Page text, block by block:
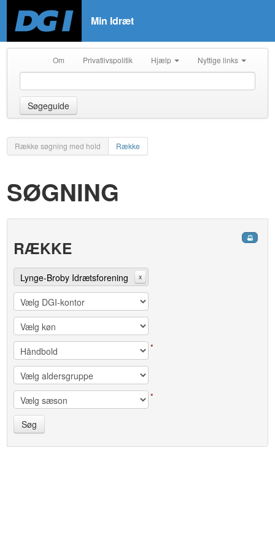
Min Idræt
Om Privatlivspolitik Hjælp Nyttige links
Søgeguide
Række søgning med hold Række
SØGNING
RÆKKE
Lynge-Broby Idrætsforening x
*
*